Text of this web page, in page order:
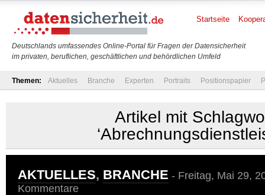
Deutschlands umfassendes Online-Portal für Fragen der Datensicherheit
im privaten, beruflichen, geschäftlichen und behördlichen Umfeld
Startseite
Themen: Aktuelles Branche Experten Portraits Positionspapier
Artikel mit
AKTUELLES, BRANCHE - Freitag, Mai 29,
Kommentare